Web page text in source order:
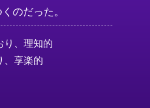
のだった。
り、理知的
、享楽的